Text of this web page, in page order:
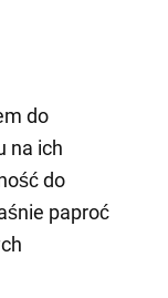
do
na ich
do
paproć